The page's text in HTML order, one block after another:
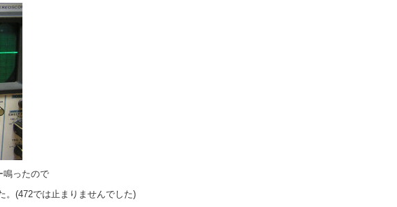
鳴ったので
。(472では止まりませんでした)